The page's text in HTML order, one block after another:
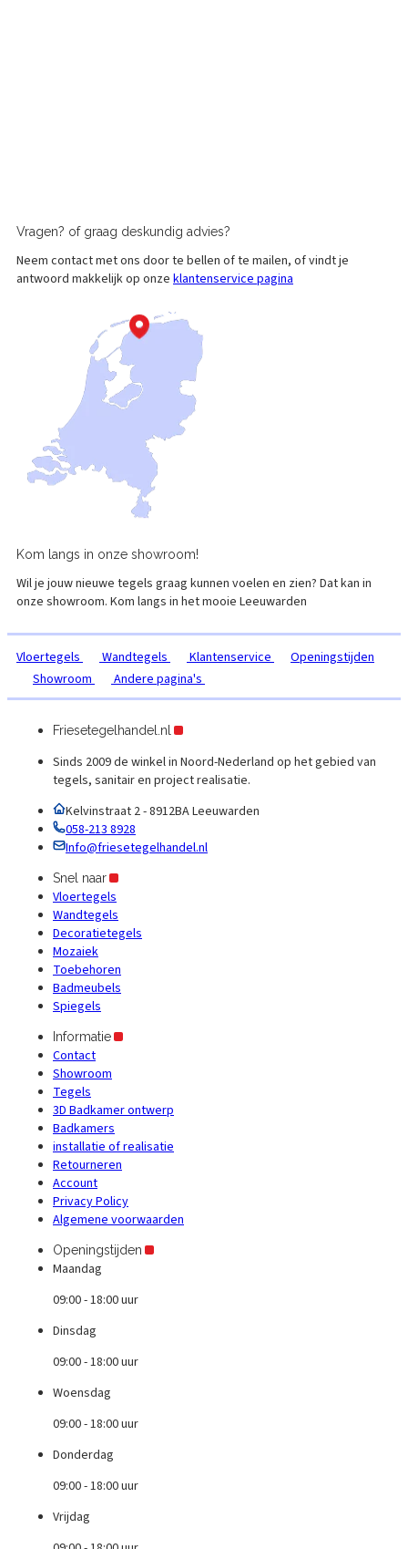
Vragen? of graag deskundig advies?
Neem contact met ons door te bellen of te mailen, of vindt je
antwoord makkelijk op onze klantenservice pagina
Kom langs in onze showroom!
Wil je jouw nieuwe tegels graag kunnen voelen en zien? Dat kan in
onze showroom. Kom langs in het mooie Leeuwarden
Vloertegels Wandtegels Klantenservice
Openingstijden
Showroom
Andere pagina's
Friesetegelhandel.nl
Sinds 2009 de winkel in Noord-Nederland op het gebied van
tegels, sanitair en project realisatie.
Kelvinstraat 2 - 8912BA Leeuwarden
058-213 8928
Info@friesetegelhandel.nl
Snel naar
Vloertegels
Wandtegels
Decoratietegels
Mozaiek
Toebehoren
Badmeubels
Spiegels
Informatie
Contact
Showroom
Tegels
3D Badkamer ontwerp
Badkamers
installatie of realisatie
Retourneren
Account
Privacy Policy
Algemene voorwaarden
Openingstijden
Maandag
09:00 - 18:00 uur
Dinsdag
09:00 - 18:00 uur
Woensdag
09:00 - 18:00 uur
Donderdag
09:00 - 18:00 uur
Vrijdag